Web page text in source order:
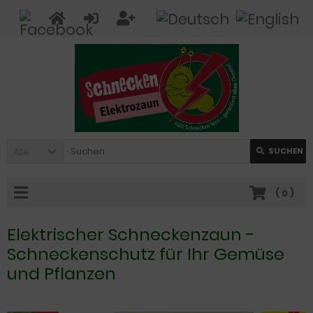
Alle SUCHEN
( 0 )
Elektrischer Schneckenzaun -
Schneckenschutz für Ihr Gemüse
und Pflanzen